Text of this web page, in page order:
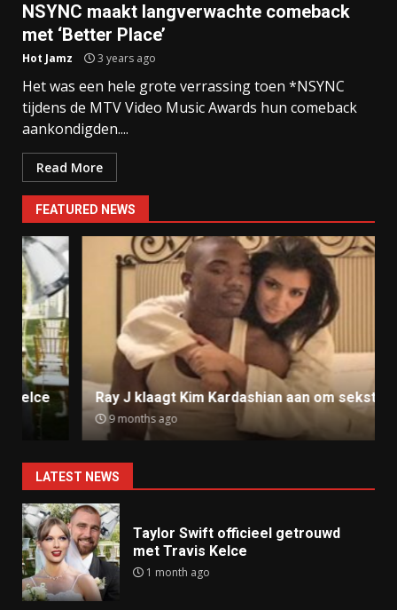
NSYNC maakt langverwachte comeback
met ‘Better Place’
Hot Jamz 3 years ago
Het was een hele grote verrassing toen *NSYNC
tijdens de MTV Video Music Awards hun comeback
aankondigden....
Read More
FEATURED NEWS
Ray J klaagt Kim Kardashian aan om sekstape
9 months ago
LATEST NEWS
Taylor Swift officieel getrouwd
met Travis Kelce
1 month ago